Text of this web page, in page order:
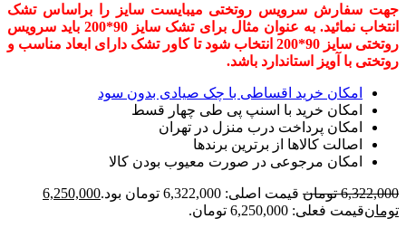
سفارش سرویس روتختی میبایست سایز را براساس تشک
انتخاب نمائید. به عنوان مثال برای تشک سایز 90*200 باید سرویس
روتختی سایز 90*200 انتخاب شود تا کاور تشک دارای ابعاد مناسب و
با آویز استاندارد باشد.
امکان خرید اقساطی با چک صیادی بدون سود
امکان خرید با اسنپ پی طی چهار قسط
امکان پرداخت درب منزل در تهران
اصالت کالاها از برترین برندها
امکان مرجوعی در صورت معیوب بودن کالا
تومان قیمت اصلی: 6,322,000 تومان بود.
6,250,000
قیمت فعلی: 6,250,000 تومان.